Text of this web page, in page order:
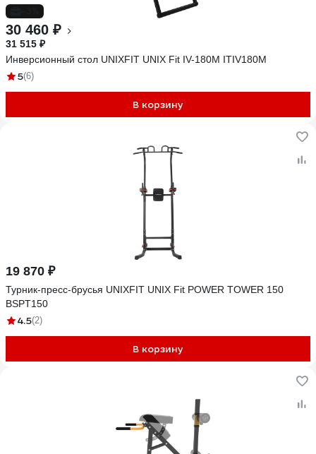
30 460 ₽
31 515 ₽
Инверсионный стол UNIXFIT UNIX Fit IV-180M ITIV180M
5(6)
В корзину
19 870 ₽
Турник-пресс-брусья UNIXFIT UNIX Fit POWER TOWER 150
BSPT150
4.5(2)
В корзину